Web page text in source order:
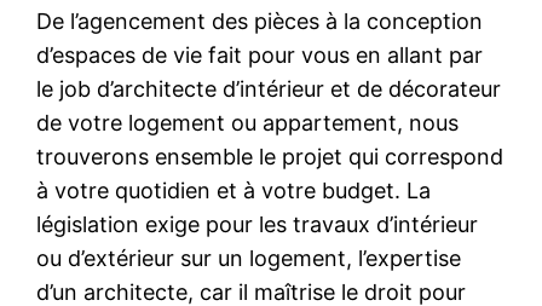
De l’agencement des pièces à la conception
d’espaces de vie fait pour vous en allant par
le job d’architecte d’intérieur et de décorateur
de votre logement ou appartement, nous
trouverons ensemble le projet qui correspond
à votre quotidien et à votre budget. La
législation exige pour les travaux d’intérieur
ou d’extérieur sur un logement, l’expertise
d’un architecte, car il maîtrise le droit pour